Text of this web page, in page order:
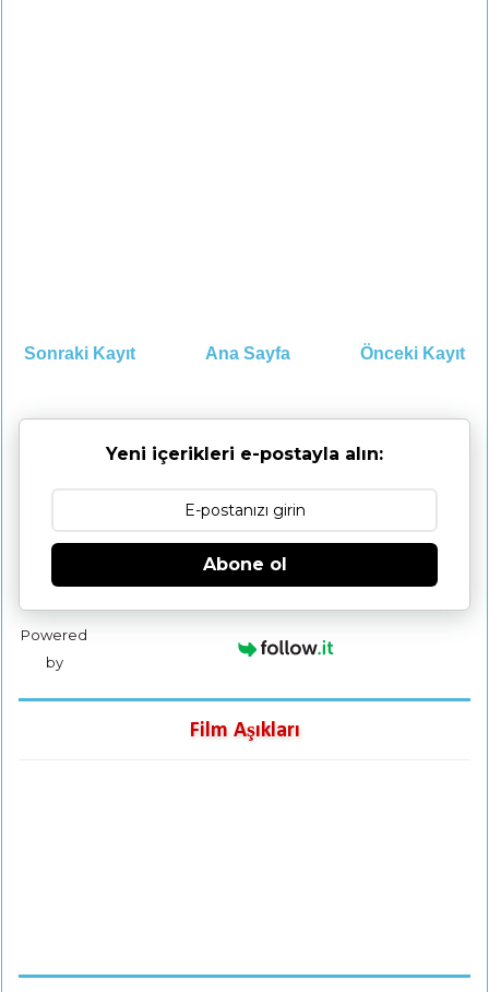
Sonraki Kayıt Önceki Kayıt
Ana Sayfa
Yeni içerikleri e-postayla alın:
Abone ol
Powered
by
Film Aşıkları